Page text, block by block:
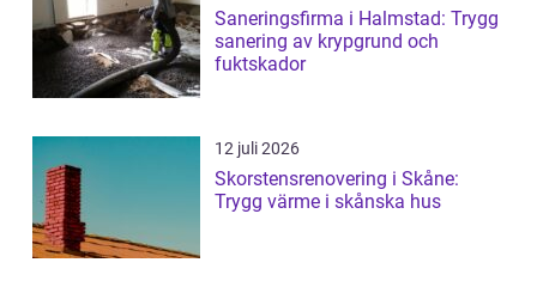
Saneringsfirma i Halmstad: Trygg
sanering av krypgrund och
fuktskador
12 juli 2026
Skorstensrenovering i Skåne:
Trygg värme i skånska hus